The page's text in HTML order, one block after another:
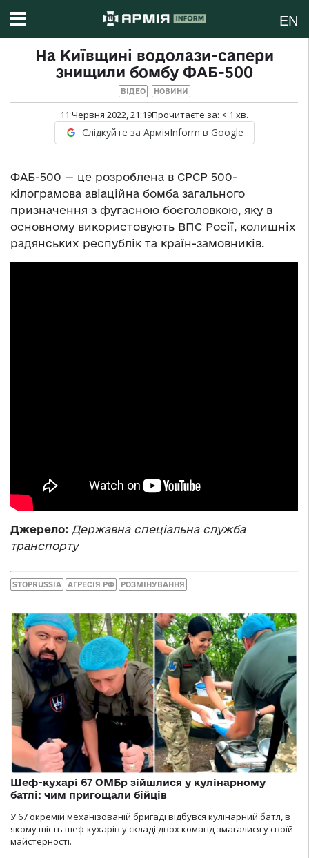
EN
На Київщині водолази-сапери
знищили бомбу ФАБ-500
ВІДЕО НОВИНИ
11 Червня 2022, 21:19Прочитаєте за: < 1 хв.
Слідкуйте за АрміяInform в Google
ФАБ-500 — це розроблена в СРСР 500-
кілограмова авіаційна бомба загального
призначення з фугасною боєголовкою, яку в
основному використовують ВПС Росії, колишніх
радянських республік та країн-замовників.
Джерело: Державна спеціальна служба
транспорту
STOPRUSSIA АГРЕСІЯ РФ РОЗМІНУВАННЯ
Шеф-кухарі 67 ОМБр зійшлися у кулінарному
батлі: чим пригощали бійців
У 67 окремій механізованій бригаді відбувся кулінарний батл, в
якому шість шеф-кухарів у складі двох команд змагалися у своїй
майстерності.